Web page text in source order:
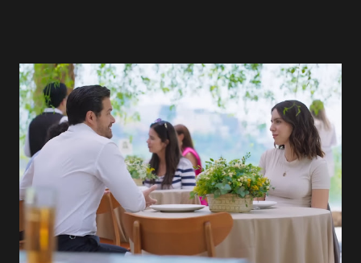
permanecer virgem até encontrar o homem que realmente
ama, o que não é fácil, já que dedica todas as suas energias a
se aprimorar, trabalhando, estudando e se orgulhando de
ser a primeira mulher da família a ingressar na
universidade. Ela tem uma personalidade muito alegre, é
muito madura para a idade, determinada, criativa e
empática. Detesta injustiças e é uma ótima amiga. Pode ser
teimosa e muito persistente quando decide fazer algo.
Durante um exame ginecológico, ela é inseminada por eng...